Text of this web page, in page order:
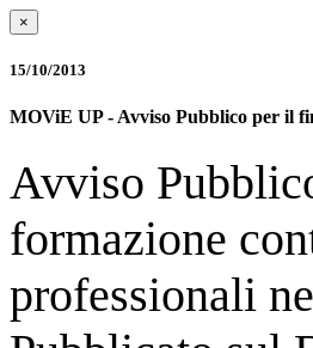
×
15/10/2013
MOViE UP - Avviso Pubblico per il
Avviso
formazione
professionali